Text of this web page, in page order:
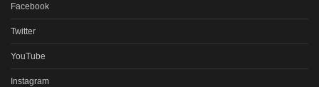
Facebook
Twitter
YouTube
Instagram